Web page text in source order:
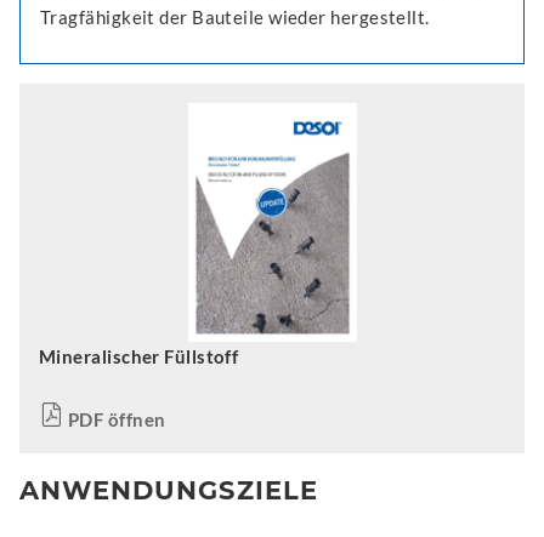
Tragfähigkeit der Bauteile wieder hergestellt.
Mineralischer Füllstoff
PDF öffnen
ANWENDUNGSZIELE